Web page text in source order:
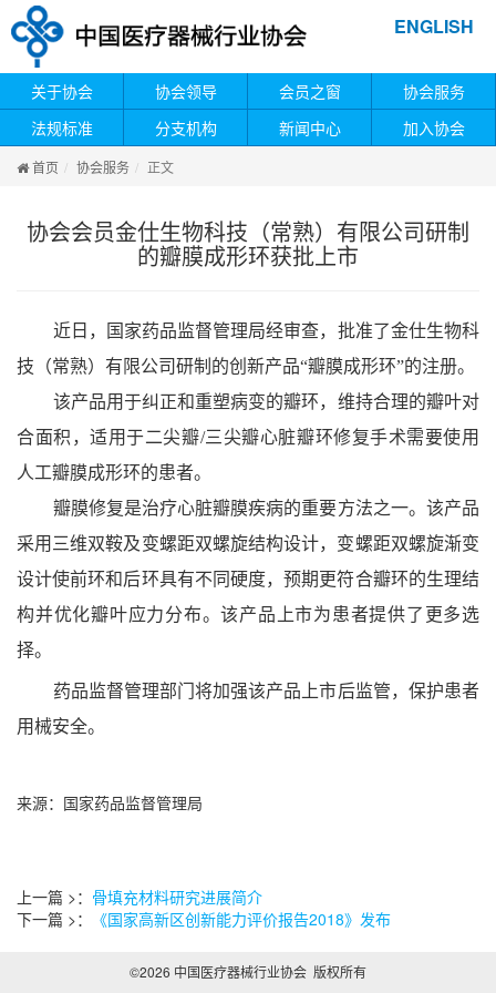
ENGLISH
关于协会 协会领导 会员之窗
协会服务
法规标准
分支机构 新闻中心 加入协会
首页 协会服务 正文
协会会员金仕生物科技（常熟）有限公司研制
的瓣膜成形环获批上市
近日，国家药品监督管理局经审查，批准了金仕生物科
技（常熟）有限公司研制的创新产品“瓣膜成形环”的注册。
该产品用于纠正和重塑病变的瓣环，维持合理的瓣叶对
合面积，适用于二尖瓣/三尖瓣心脏瓣环修复手术需要使用
人工瓣膜成形环的患者。
瓣膜修复是治疗心脏瓣膜疾病的重要方法之一。该产品
采用三维双鞍及变螺距双螺旋结构设计，变螺距双螺旋渐变
设计使前环和后环具有不同硬度，预期更符合瓣环的生理结
构并优化瓣叶应力分布。该产品上市为患者提供了更多选
择。
药品监督管理部门将加强该产品上市后监管，保护患者
用械安全。
来源：国家药品监督管理局
上一篇 >： 骨填充材料研究进展简介
下一篇 >：
《国家高新区创新能力评价报告2018》发布
©2026 中国医疗器械行业协会 版权所有